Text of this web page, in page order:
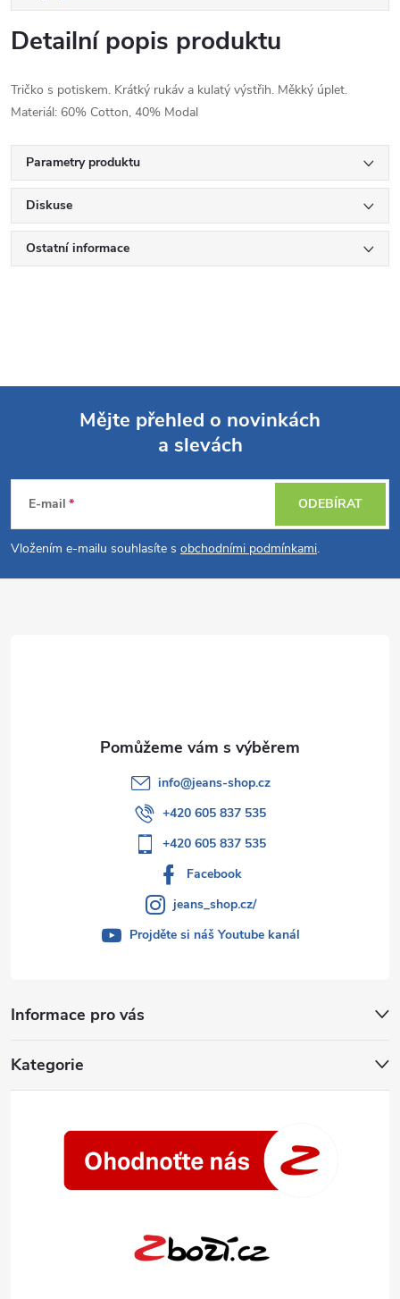
Detailní popis produktu
Tričko s potiskem. Krátký rukáv a kulatý výstřih. Měkký úplet.
Materiál: 60% Cotton, 40% Modal
Parametry produktu
Diskuse
Ostatní informace
p
a
Mějte přehled o novinkách
a slevách
E-mail
Vložením e-mailu souhlasíte s obchodními podmínkami.
ODEBÍRAT
Informace pro vás
Kategorie
info@jeans-shop.cz
+420 605 837 535
+420 605 837 535
Facebook
jeans_shop.cz/
Projděte si náš Youtube kanál